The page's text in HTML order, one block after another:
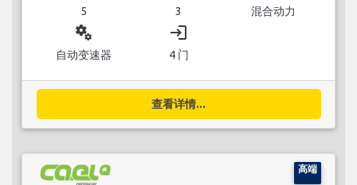
5 3 混合动力
miscellaneous_services
自动变速器
login
4 门
查看详情...
高端